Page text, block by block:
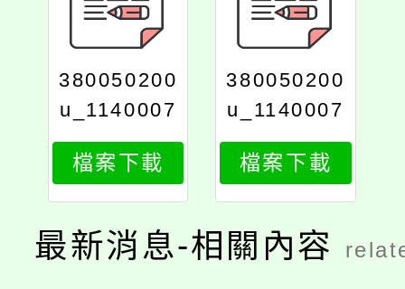
380050200
u_1140007
268_attach
1
檔案下載
380050200
u_1140007
268_print
檔案下載
最新消息-相關內容